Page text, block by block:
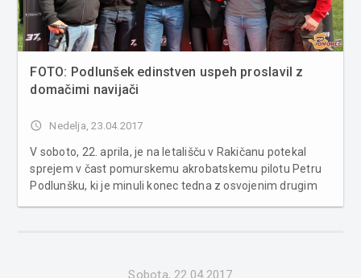
FOTO: Podlunšek edinstven uspeh proslavil z
domačimi navijači
access_time Nedelja, 23.04.2017
V soboto, 22. aprila, je na letališču v Rakičanu potekal
sprejem v čast pomurskemu akrobatskemu pilotu Petru
Podlunšku, ki je minuli konec tedna z osvojenim drugim
Sobota, 22.04.2017